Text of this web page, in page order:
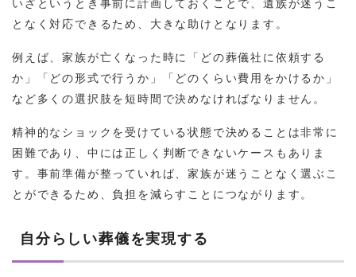
となく対応できるため、大きな助けとなります。
例えば、家族が亡くなった時に「どの葬儀社に依頼する
か」「どの形式で行うか」「どのくらい費用をかけるか」
など多くの選択肢を短時間で決めなければなりません。
精神的なショックを受けている状態で決めることは非常に
困難であり、中には正しく判断できないケースもありま
す。事前準備が整っていれば、家族が迷うことなく選ぶこ
とができるため、負担を減らすことにつながります。
自分らしい葬儀を実現する